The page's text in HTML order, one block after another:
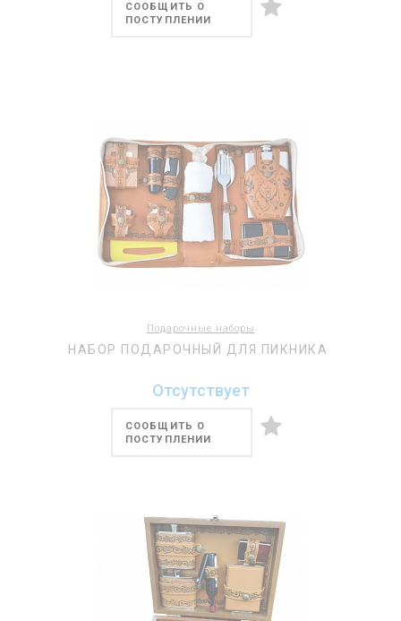
СООБЩИТЬ О
ПОСТУПЛЕНИИ
Подарочные наборы
НАБОР ПОДАРОЧНЫЙ ДЛЯ ПИКНИКА
Отсутствует
СООБЩИТЬ О
ПОСТУПЛЕНИИ